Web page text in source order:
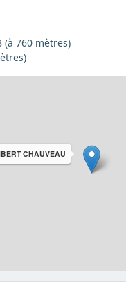
(à 760 mètres)
CHAUVEAU